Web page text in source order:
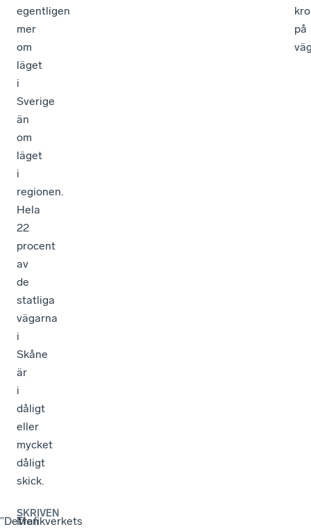
egentligen
mer
om
läget
i
Sverige
än
om
läget
i
regionen.
Hela
22
procent
av
de
statliga
vägarna
i
Skåne
är
i
dåligt
eller
mycket
dåligt
skick.
på
”DetMen
Trafikverkets
SKRIVEN